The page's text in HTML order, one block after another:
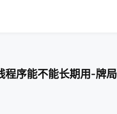
程序能不能长期用-牌局